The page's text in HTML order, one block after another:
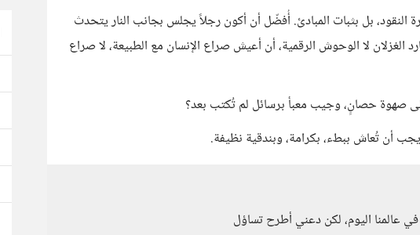
النقود، بل بثبات المبادئ. أُفضّل أن أكون رجلاً يجلس بجانب النار يتحدث
لا الوحوش الرقمية، أن أعيش صراع الإنسان مع الطبيعة، لا صراع
صهوة حصانٍ، وجيب معبأ برسائل لم تُكتب بعد؟
أن تُعاش ببطء، بكرامة، وبندقية نظيفة.
في عالمنا اليوم، لكن دعني أطرح تساؤل